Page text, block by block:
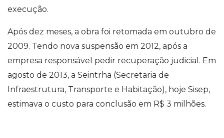
execução.
Após dez meses, a obra foi retomada em outubro de
2009. Tendo nova suspensão em 2012, após a
empresa responsável pedir recuperação judicial. Em
agosto de 2013, a Seintrha (Secretaria de
Infraestrutura, Transporte e Habitação), hoje Sisep,
estimava o custo para conclusão em R$ 3 milhões.